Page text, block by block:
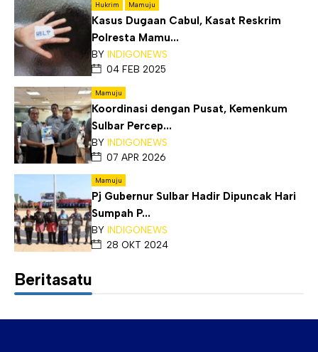
Hukrim Mamuju
Kasus Dugaan Cabul, Kasat Reskrim
Polresta Mamu...
BY INDIGONEWS
04 FEB 2025
Mamuju
Koordinasi dengan Pusat, Kemenkum
Sulbar Percep...
BY INDIGONEWS
07 APR 2026
Mamuju
Pj Gubernur Sulbar Hadir Dipuncak Hari
Sumpah P...
BY INDIGONEWS
28 OKT 2024
Beritasatu